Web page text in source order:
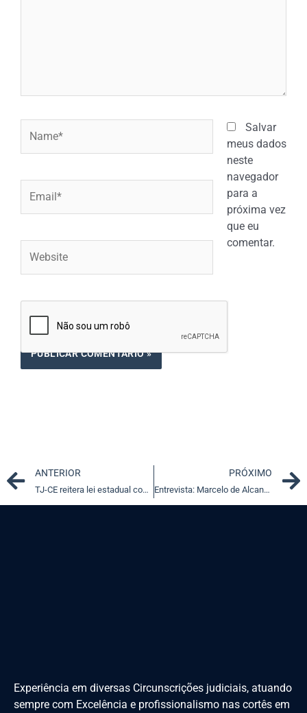
Salvar
meus dados
neste
navegador
para a
próxima vez
que eu
comentar.
Prev
ANTERIOR
TJ-CE reitera lei estadual contra pulverização aérea de agrotóxicos
PRÓXIMO
Entrevista: Marcelo de Alcantara, da Universidade Ochanomizu
Experiência em diversas Circunscrições judiciais, atuando
sempre com Excelência e profissionalismo nas cortês em